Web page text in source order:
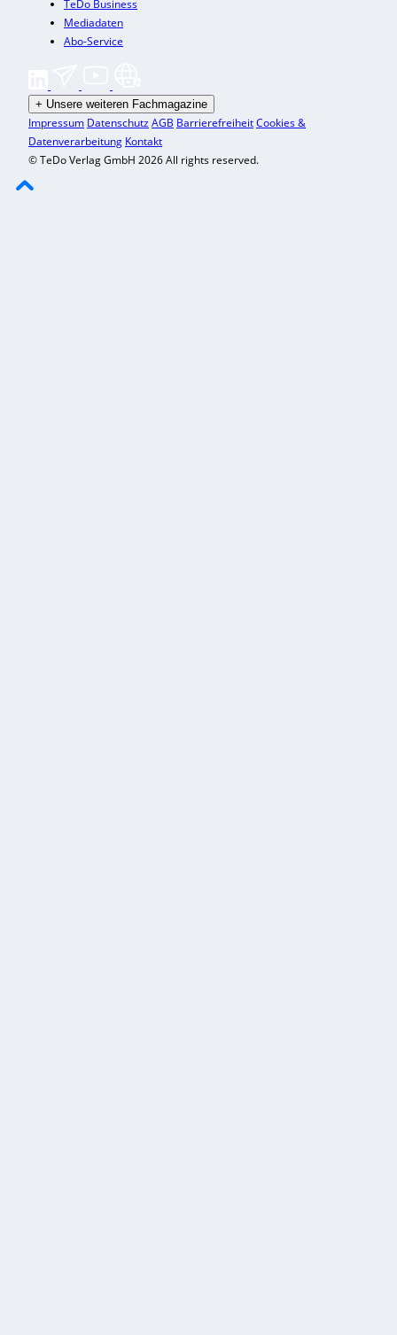
TeDo Business
Mediadaten
Abo-Service
+ Unsere weiteren Fachmagazine
Impressum DatenschutzAGB BarrierefreiheitCookies &
Datenverarbeitung Kontakt
© TeDo Verlag GmbH 2026 All rights reserved.